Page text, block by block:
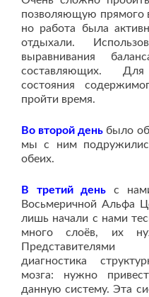
позволяющую прямого
но работа была
отдыхали.
выравнивания
составляющих.
состояния
пройти время.
Во второй день было
мы с ним
обеих.
В третий день
с
Восьмеричной Альфа
лишь начали с нами
много слоёв, их
диагностика
мозга: нужно
данную систему. Эта